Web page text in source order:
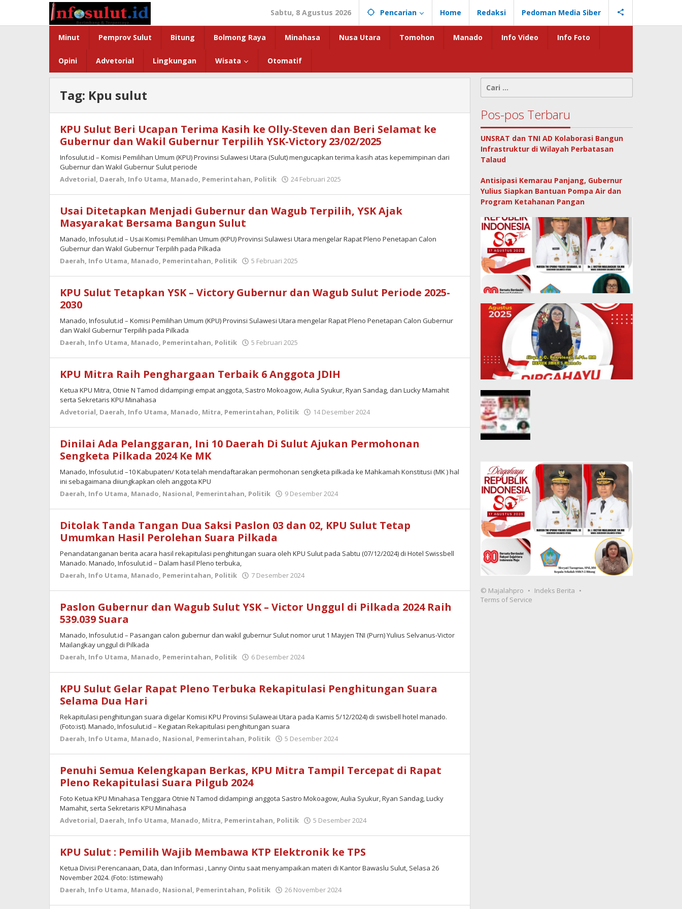
konten
Sabtu, 8 Agustus 2026 Pencarian Home Redaksi Pedoman Media Siber
Minut Pemprov Sulut Bitung Bolmong Raya Minahasa Nusa Utara Tomohon Manado Info Video Info Foto
Opini Advetorial Lingkungan Wisata Otomatif
Tag: Kpu sulut
KPU Sulut Beri Ucapan Terima Kasih ke Olly-Steven dan Beri Selamat ke
Gubernur dan Wakil Gubernur Terpilih YSK-Victory 23/02/2025
Infosulut.id – Komisi Pemilihan Umum (KPU) Provinsi Sulawesi Utara (Sulut) mengucapkan terima kasih atas kepemimpinan dari
Gubernur dan Wakil Gubernur Sulut periode
Advetorial, Daerah, Info Utama, Manado, Pemerintahan, Politik 24 Februari 2025
Usai Ditetapkan Menjadi Gubernur dan Wagub Terpilih, YSK Ajak
Masyarakat Bersama Bangun Sulut
Manado, Infosulut.id – Usai Komisi Pemilihan Umum (KPU) Provinsi Sulawesi Utara mengelar Rapat Pleno Penetapan Calon
Gubernur dan Wakil Gubernur Terpilih pada Pilkada
Daerah, Info Utama, Manado, Pemerintahan, Politik 5 Februari 2025
KPU Sulut Tetapkan YSK – Victory Gubernur dan Wagub Sulut Periode 2025-
2030
Manado, Infosulut.id – Komisi Pemilihan Umum (KPU) Provinsi Sulawesi Utara mengelar Rapat Pleno Penetapan Calon Gubernur
dan Wakil Gubernur Terpilih pada Pilkada
Daerah, Info Utama, Manado, Pemerintahan, Politik 5 Februari 2025
KPU Mitra Raih Penghargaan Terbaik 6 Anggota JDIH
Ketua KPU Mitra, Otnie N Tamod didampingi empat anggota, Sastro Mokoagow, Aulia Syukur, Ryan Sandag, dan Lucky Mamahit
serta Sekretaris KPU Minahasa
Advetorial, Daerah, Info Utama, Manado, Mitra, Pemerintahan, Politik 14 Desember 2024
Dinilai Ada Pelanggaran, Ini 10 Daerah Di Sulut Ajukan Permohonan
Sengketa Pilkada 2024 Ke MK
Manado, Infosulut.id –10 Kabupaten/ Kota telah mendaftarakan permohonan sengketa pilkada ke Mahkamah Konstitusi (MK ) hal
ini sebagaimana diiungkapkan oleh anggota KPU
Daerah, Info Utama, Manado, Nasional, Pemerintahan, Politik 9 Desember 2024
Ditolak Tanda Tangan Dua Saksi Paslon 03 dan 02, KPU Sulut Tetap
Umumkan Hasil Perolehan Suara Pilkada
Penandatanganan berita acara hasil rekapitulasi penghitungan suara oleh KPU Sulut pada Sabtu (07/12/2024) di Hotel Swissbell
Manado. Manado, Infosulut.id – Dalam hasil Pleno terbuka,
Daerah, Info Utama, Manado, Pemerintahan, Politik 7 Desember 2024
Paslon Gubernur dan Wagub Sulut YSK – Victor Unggul di Pilkada 2024 Raih
539.039 Suara
Manado, Infosulut.id – Pasangan calon gubernur dan wakil gubernur Sulut nomor urut 1 Mayjen TNI (Purn) Yulius Selvanus-Victor
Mailangkay unggul di Pilkada
Daerah, Info Utama, Manado, Pemerintahan, Politik 6 Desember 2024
KPU Sulut Gelar Rapat Pleno Terbuka Rekapitulasi Penghitungan Suara
Selama Dua Hari
Rekapitulasi penghitungan suara digelar Komisi KPU Provinsi Sulaweai Utara pada Kamis 5/12/2024) di swisbell hotel manado.
(Foto:ist). Manado, Infosulut.id – Kegiatan Rekapitulasi penghitungan suara
Daerah, Info Utama, Manado, Nasional, Pemerintahan, Politik 5 Desember 2024
Penuhi Semua Kelengkapan Berkas, KPU Mitra Tampil Tercepat di Rapat
Pleno Rekapitulasi Suara Pilgub 2024
Foto Ketua KPU Minahasa Tenggara Otnie N Tamod didampingi anggota Sastro Mokoagow, Aulia Syukur, Ryan Sandag, Lucky
Mamahit, serta Sekretaris KPU Minahasa
Advetorial, Daerah, Info Utama, Manado, Mitra, Pemerintahan, Politik 5 Desember 2024
KPU Sulut : Pemilih Wajib Membawa KTP Elektronik ke TPS
Ketua Divisi Perencanaan, Data, dan Informasi , Lanny Ointu saat menyampaikan materi di Kantor Bawaslu Sulut, Selasa 26
November 2024. (Foto: Istimewah)
Daerah, Info Utama, Manado, Nasional, Pemerintahan, Politik 26 November 2024
untuk:
Pos-pos Terbaru
UNSRAT dan TNI AD Kolaborasi Bangun
Infrastruktur di Wilayah Perbatasan
Talaud
Antisipasi Kemarau Panjang, Gubernur
Yulius Siapkan Bantuan Pompa Air dan
Program Ketahanan Pangan
© Majalahpro
Indeks Berita
Terms of Service